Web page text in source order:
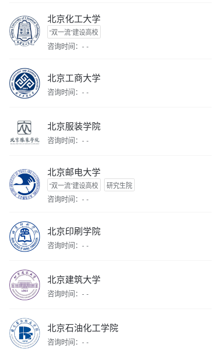
北京化工大学
“双一流”建设高校
咨询时间：- -
北京工商大学
咨询时间：- -
北京服装学院
咨询时间：- -
北京邮电大学
“双一流”建设高校 研究生院
咨询时间：- -
北京印刷学院
咨询时间：- -
北京建筑大学
咨询时间：- -
北京石油化工学院
咨询时间：- -